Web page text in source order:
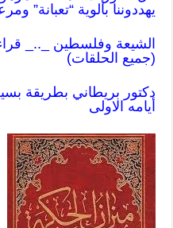
يهددوننا بألوية “تعبانة”
الشيعة وفلسطين _.._
(جميع الحلقات)
دكتور بريطاني بطريقة
أيامه الاولى